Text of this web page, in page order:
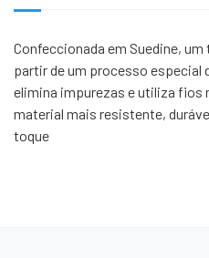
Confeccionada em Suedine,
partir de um processo especial
elimina impurezas e utiliza fios
material mais resistente,
toque